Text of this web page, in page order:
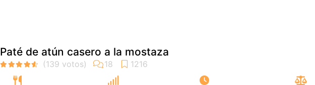
Paté de atún casero a la mostaza